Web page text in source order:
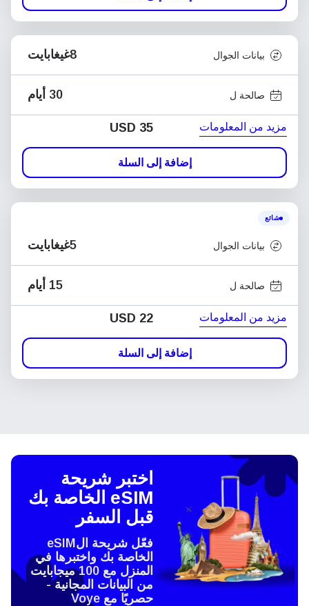
بيانات الجوال 8غيغابايت
صالحة ل 30 أيام
مزيد من المعلومات USD 35
إضافة إلى السلة
شائع
بيانات الجوال 5غيغابايت
صالحة ل 15 أيام
مزيد من المعلومات USD 22
إضافة إلى السلة
اختبر شريحة
eSIM الخاصة بك
قبل السفر
فعّل شريحة الeSIM
الخاصة بك واختبرها في
المنزل مع 100 ميجابايت
من البيانات المجانية -
حصريًا مع Voye